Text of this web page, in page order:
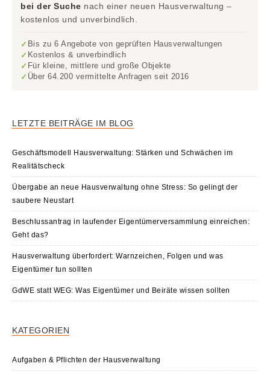
bei der Suche nach einer neuen Hausverwaltung –
kostenlos und unverbindlich.
✓ Bis zu 6 Angebote von geprüften Hausverwaltungen
✓ Kostenlos & unverbindlich
✓ Für kleine, mittlere und große Objekte
✓ Über 64.200 vermittelte Anfragen seit 2016
LETZTE BEITRÄGE IM BLOG
Geschäftsmodell Hausverwaltung: Stärken und Schwächen im
Realitätscheck
Übergabe an neue Hausverwaltung ohne Stress: So gelingt der
saubere Neustart
Beschlussantrag in laufender Eigentümerversammlung einreichen:
Geht das?
Hausverwaltung überfordert: Warnzeichen, Folgen und was
Eigentümer tun sollten
GdWE statt WEG: Was Eigentümer und Beiräte wissen sollten
KATEGORIEN
Aufgaben & Pflichten der Hausverwaltung